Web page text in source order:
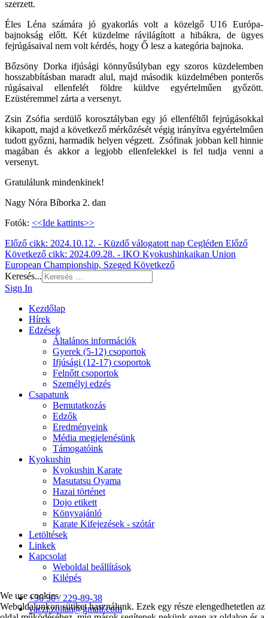
szerzett.
Éles Léna számára jó gyakorlás volt a közelgő U16 Európa-
bajnokság előtt. Két küzdelme rávilágított a hibákra, de ügyes
fejrúgásaival nem volt kérdés, hogy Ő lesz a kategória bajnoka.
Bőzsöny Dorka ifjúsági könnyűsúlyban egy szoros küzdelemben
hosszabbításban maradt alul, majd második küzdelmében ponterős
rúgásaival ellenfelét földre küldve egyértelműen győzött.
Ezüstéremmel zárta a versenyt.
Zsin Zsófia serdülő korosztályban egy jó ellenféltől fejrúgásokkal
kikapott, majd a következő mérkőzését végig irányítva egyértelműen
tudott győzni, harmadik helyen végzett. Zsófinak jobban kell hinnie
magában és akkor a legjobb ellenfelekkel is fel tudja venni a
versenyt.
Gratulálunk mindenkinek!
Nagy Nóra Bíborka 2. dan
Fotók: <<Ide kattints>>
Előző cikk: 2024.10.12. - Küzdő válogatott nap Cegléden Előző
Következő cikk: 2024.09.28. - IKO Kyokushinkaikan Union
European Championship, Szeged Következő
Keresés...
Sign In
Kezdőlap
Hírek
Edzések
Általános információk
Gyerek (5-12) csoportok
Ifjúsági (12-17) csoportok
Felnőtt csoportok
Személyi edzés
Csapatunk
Bemutatkozás
Edzők
Eredményeink
Média megjelenésünk
Támogatóink
Kyokushin
Kyokushin Karate
Masutatsu Oyama
Hazai történet
Dojo etikett
Könyvajánló
Karate Kifejezések - szótár
Letöltések
Linkek
Kapcsolat
Weboldal beállítások
Kilépés
+36 30 / 229-89-38
vaczi.zoltan@gmail.com
We use cookies
Weboldalunkon sütiket használunk. Ezek egy része elengedhetetlen az